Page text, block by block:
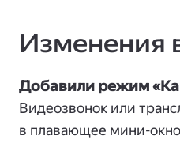
Изменения
Добавили режим
Видеозвонок или
в плавающее мини-